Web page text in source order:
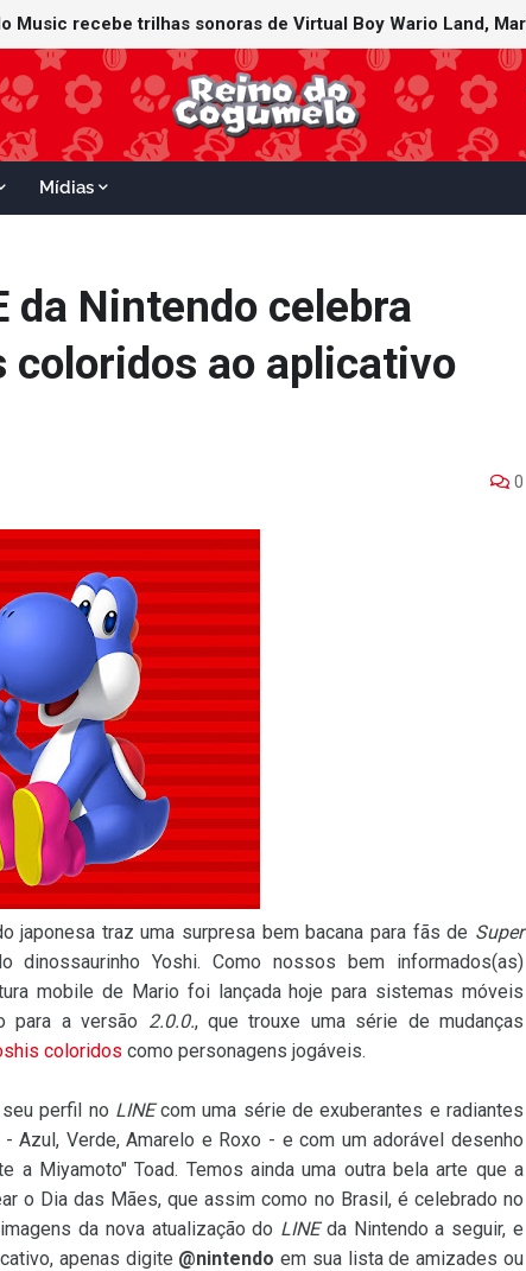
Mídias
da Nintendo celebra
coloridos ao aplicativo
0
japonesa traz uma surpresa bem bacana para fãs de Super
Yoshi. Como nossos bem informados(as)
mobile de Mario foi lançada hoje para sistemas móveis
para a versão 2.0.0., que trouxe uma série de mudanças
coloridos como personagens jogáveis.
perfil no LINEcom uma série de exuberantes e radiantes
Verde, Amarelo e Roxo - e com um adorável desenho
a Miyamoto" Toad. Temos ainda uma outra bela arte que a
o Dia das Mães, que assim como no Brasil, é celebrado no
da nova atualização do LINEda Nintendo a seguir, e
apenas digite @nintendo em sua lista de amizades ou